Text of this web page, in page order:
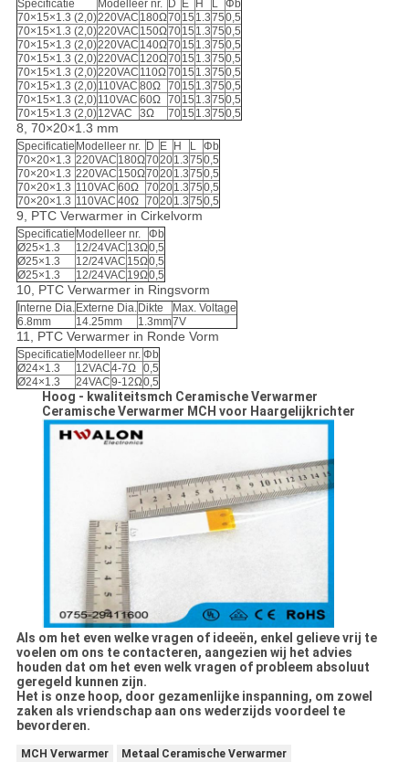
Specificatie Modelleer nr. D E H L Φb
70×15×1.3 (2,0)220VAC 180Ω7015 1.3750,5
70×15×1.3 (2,0)220VAC 150Ω7015 1.3750,5
70×15×1.3 (2,0)220VAC 140Ω7015 1.3750,5
70×15×1.3 (2,0)220VAC 120Ω7015 1.3750,5
70×15×1.3 (2,0)220VAC 110Ω7015 1.3750,5
70×15×1.3 (2,0)110VAC 80Ω 7015 1.3750,5
70×15×1.3 (2,0)110VAC 60Ω 7015 1.3750,5
70×15×1.3 (2,0)12VAC 3Ω 7015 1.3750,5
8, 70×20×1.3 mm
Specificatie Modelleer nr. D E H L Φb
70×20×1.3 220VAC 180Ω70201.3750,5
70×20×1.3 220VAC 150Ω70201.3750,5
70×20×1.3 110VAC 60Ω 70201.3750,5
70×20×1.3 110VAC 40Ω 70201.3750,5
9, PTC Verwarmer in Cirkelvorm
Specificatie Modelleer nr.
Φb
Ø25×1.3
12/24VAC 13Ω0,5
Ø25×1.3
12/24VAC 15Ω0,5
Ø25×1.3
12/24VAC 19Ω0,5
10, PTC Verwarmer in Ringsvorm
Interne Dia. Externe Dia. Dikte
Max. Voltage
6.8mm
14.25mm 1.3mm7V
11, PTC Verwarmer in Ronde Vorm
Specificatie Modelleer nr. Φb
Ø24×1.3
12VAC4-7Ω 0,5
Ø24×1.3
24VAC9-12Ω0,5
Hoog - kwaliteitsmch Ceramische Verwarmer
Ceramische Verwarmer MCH voor Haargelijkrichter
Als om het even welke vragen of ideeën, enkel gelieve vrij te
voelen om ons te contacteren, aangezien wij het advies
houden dat om het even welk vragen of probleem absoluut
geregeld kunnen zijn.
Het is onze hoop, door gezamenlijke inspanning, om zowel
zaken als vriendschap aan ons wederzijds voordeel te
bevorderen.
MCH Verwarmer
Metaal Ceramische Verwarmer